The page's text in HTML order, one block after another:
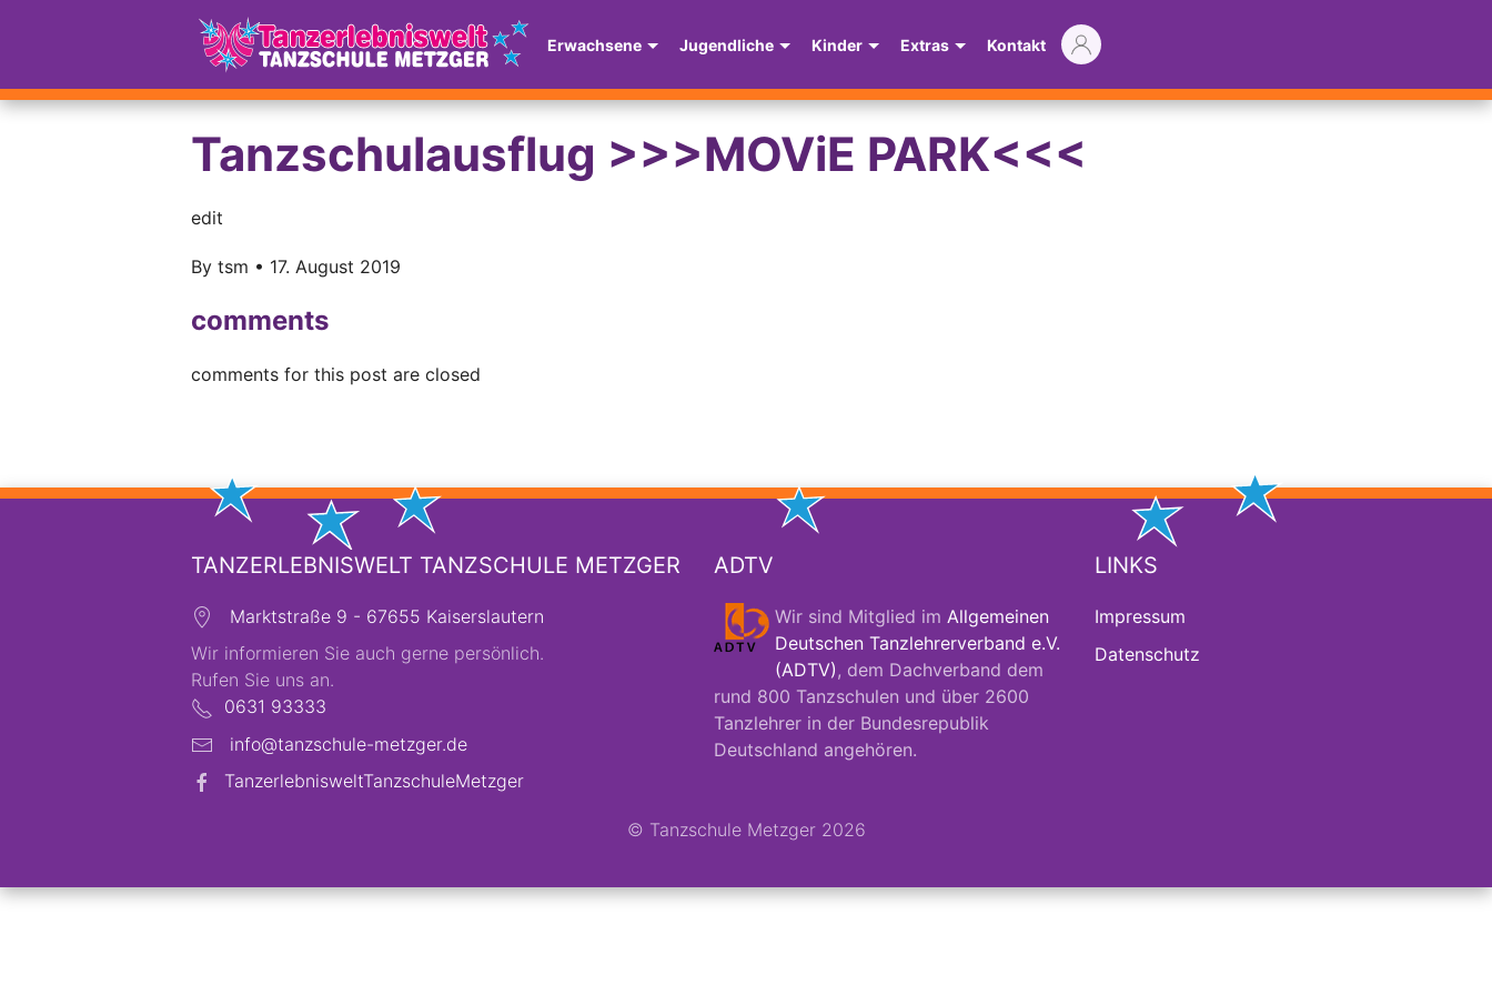
Erwachsene Jugendliche Kinder Extras Kontakt
Tanzschulausflug >>>MOViE PARK<<<
edit
By tsm • 17. August 2019
comments
comments for this post are closed
TANZERLEBNISWELT TANZSCHULE METZGER
Marktstraße 9 - 67655 Kaiserslautern
Wir informieren Sie auch gerne persönlich.
Rufen Sie uns an.
0631 93333
info@tanzschule-metzger.de
TanzerlebnisweltTanzschuleMetzger
ADTV
Wir sind Mitglied im Allgemeinen
Deutschen Tanzlehrerverband e.V.
(ADTV) , dem Dachverband dem
rund 800 Tanzschulen und über 2600
Tanzlehrer in der Bundesrepublik
Deutschland angehören.
LINKS
Impressum
Datenschutz
© Tanzschule Metzger 2026